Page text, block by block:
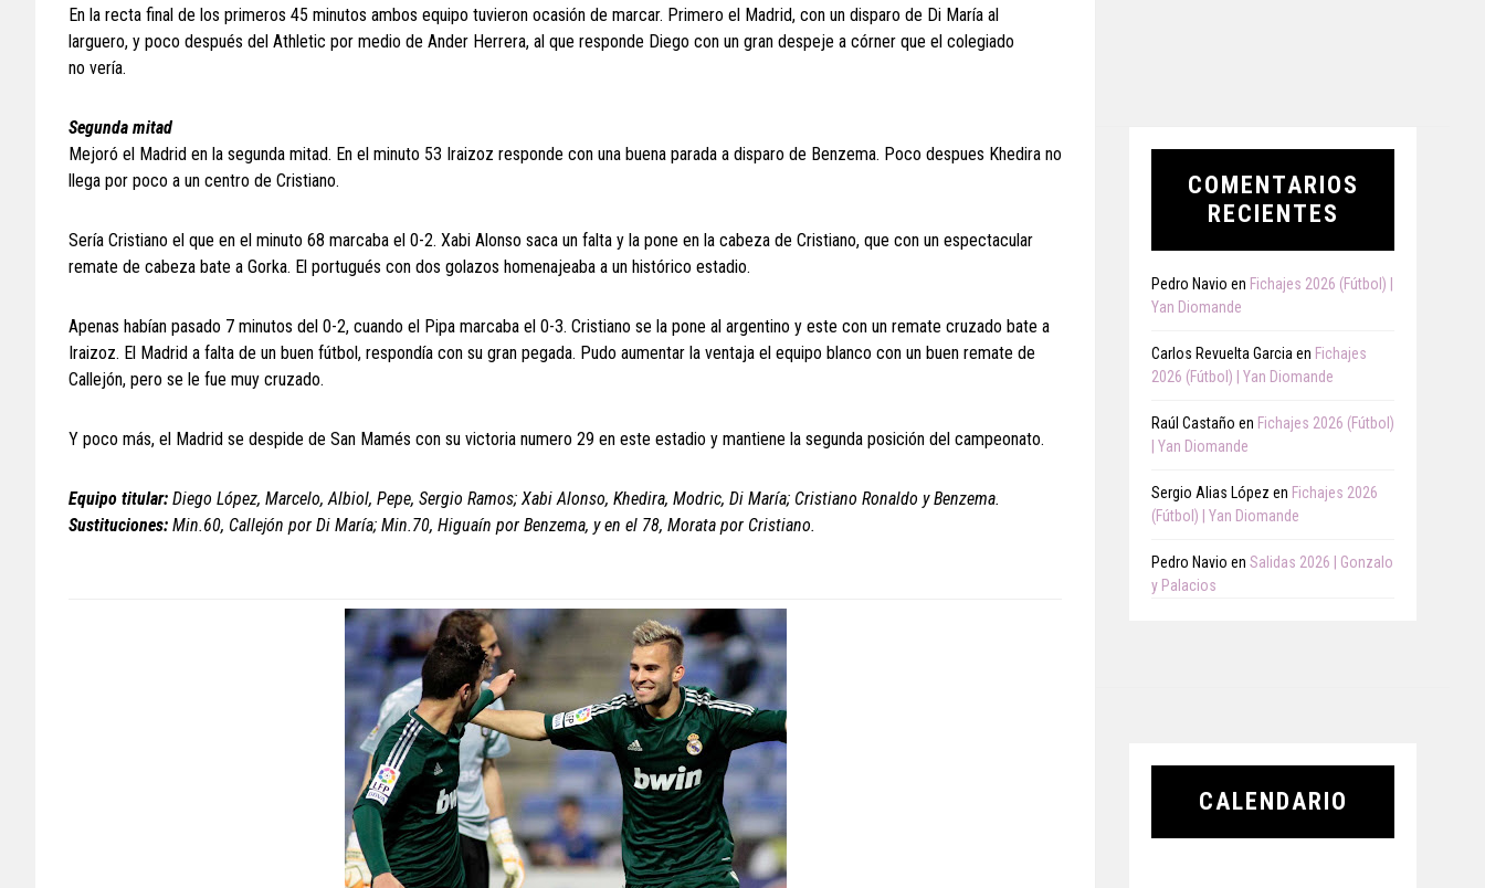
En la recta final de los primeros 45 minutos ambos equipo tuvieron ocasión de marcar. Primero el Madrid, con un disparo de Di María al
larguero, y poco después del Athletic por medio de Ander Herrera, al que responde Diego con un gran despeje a córner que el colegiado
no vería.
Segunda mitad
Mejoró el Madrid en la segunda mitad. En el minuto 53 Iraizoz responde con una buena parada a disparo de Benzema. Poco despues Khedira no
llega por poco a un centro de Cristiano.
Sería Cristiano el que en el minuto 68 marcaba el 0-2. Xabi Alonso saca un falta y la pone en la cabeza de Cristiano, que con un espectacular
remate de cabeza bate a Gorka. El portugués con dos golazos homenajeaba a un histórico estadio.
Apenas habían pasado 7 minutos del 0-2, cuando el Pipa marcaba el 0-3. Cristiano se la pone al argentino y este con un remate cruzado bate a
Iraizoz. El Madrid a falta de un buen fútbol, respondía con su gran pegada. Pudo aumentar la ventaja el equipo blanco con un buen remate de
Callejón, pero se le fue muy cruzado.
Y poco más, el Madrid se despide de San Mamés con su victoria numero 29 en este estadio y mantiene la segunda posición del campeonato.
Equipo titular: Diego López, Marcelo, Albiol, Pepe, Sergio Ramos; Xabi Alonso, Khedira, Modric, Di María; Cristiano Ronaldo y Benzema.
Sustituciones: Min.60, Callejón por Di María; Min.70, Higuaín por Benzema, y en el 78, Morata por Cristiano.
COMENTARIOS
RECIENTES
Pedro Navio en Fichajes 2026 (Fútbol) |
Yan Diomande
Carlos Revuelta Garcia en Fichajes
2026 (Fútbol) | Yan Diomande
Raúl Castaño en Fichajes 2026 (Fútbol)
| Yan Diomande
Sergio Alias López en Fichajes 2026
(Fútbol) | Yan Diomande
Pedro Navio en Salidas 2026 | Gonzalo
y Palacios
CALENDARIO